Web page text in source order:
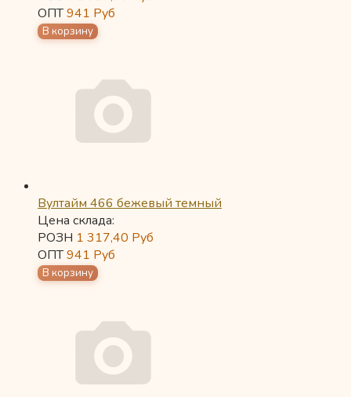
ОПТ941 Руб
Вултайм 466 бежевый темный
Цена склада:
РОЗН 1 317,40 Руб
ОПТ941 Руб